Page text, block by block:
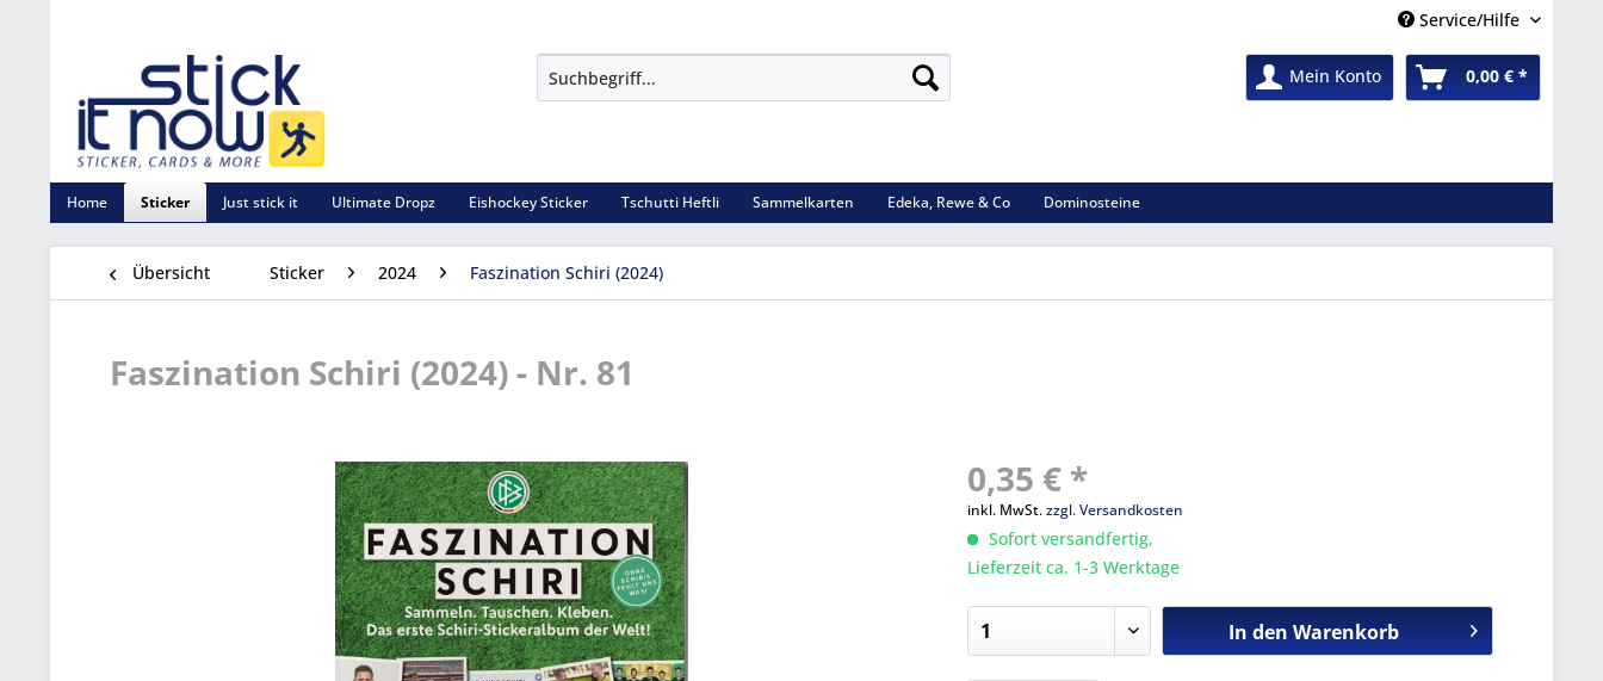
Service/Hilfe
Mein Konto 0,00 € *
Home Sticker Just stick it Ultimate Dropz Eishockey Sticker Tschutti Heftli Sammelkarten Edeka, Rewe & Co Dominosteine
Übersicht Sticker 2024 Faszination Schiri (2024)
Faszination Schiri (2024) - Nr. 81
0,35 € *
inkl. MwSt.zzgl. Versandkosten
Sofort versandfertig,
Lieferzeit ca. 1-3 Werktage
In den Warenkorb